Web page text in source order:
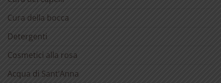
Cura della bocca
Detergenti
Cosmetici alla rosa
Acqua di Sant’Anna